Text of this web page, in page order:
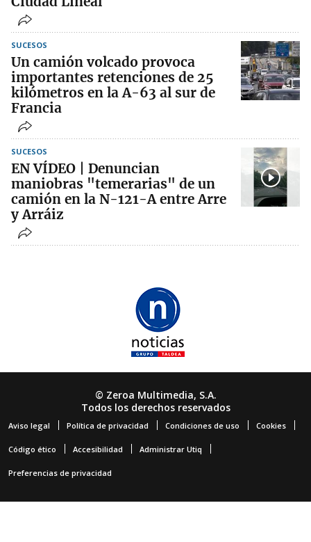
SUCESOS
Un camión volcado provoca
importantes retenciones de 25
kilómetros en la A-63 al sur de
Francia
SUCESOS
EN VÍDEO | Denuncian
maniobras "temerarias" de un
camión en la N-121-A entre Arre
y Arráiz
© Zeroa Multimedia, S.A.
Todos los derechos reservados
Aviso legal Política de privacidad Condiciones de uso Cookies
Código ético Accesibilidad Administrar Utiq
Preferencias de privacidad